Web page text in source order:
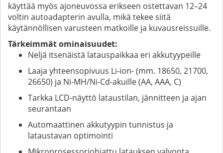
käyttää myös ajoneuvossa erikseen ostettavan 12–24
voltin autoadapterin avulla, mikä tekee siitä
käytännöllisen varusteen matkoille ja kuvausreissuille.
Tärkeimmät ominaisuudet:
Neljä itsenäistä latauspaikkaa eri akkutyypeille
Laaja yhteensopivuus Li-ion- (mm. 18650, 21700,
26650) ja Ni-MH/Ni-Cd-akuille (AA, AAA, C)
Tarkka LCD-näyttö lataustilan, jännitteen ja ajan
seurantaan
Automaattinen akkutyypin tunnistus ja
lataustavan optimointi